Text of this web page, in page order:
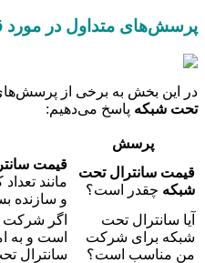
پرسش‌های متداول در
در این بخش به برخی از
تحت شبکه پاسخ می‌دهیم:
پرسش
قیمت سانترال تحت
شبکه چقدر است؟
قیمت
مانند
و سازنده
آیا سانترال تحت
شبکه برای شرکت
من مناسب است؟
اگر شرکت
است و به
سانترال